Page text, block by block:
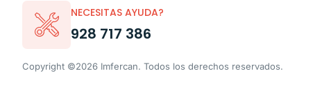
NECESITAS AYUDA?
928 717 386
Copyright ©2026 Imfercan. Todos los derechos reservados.